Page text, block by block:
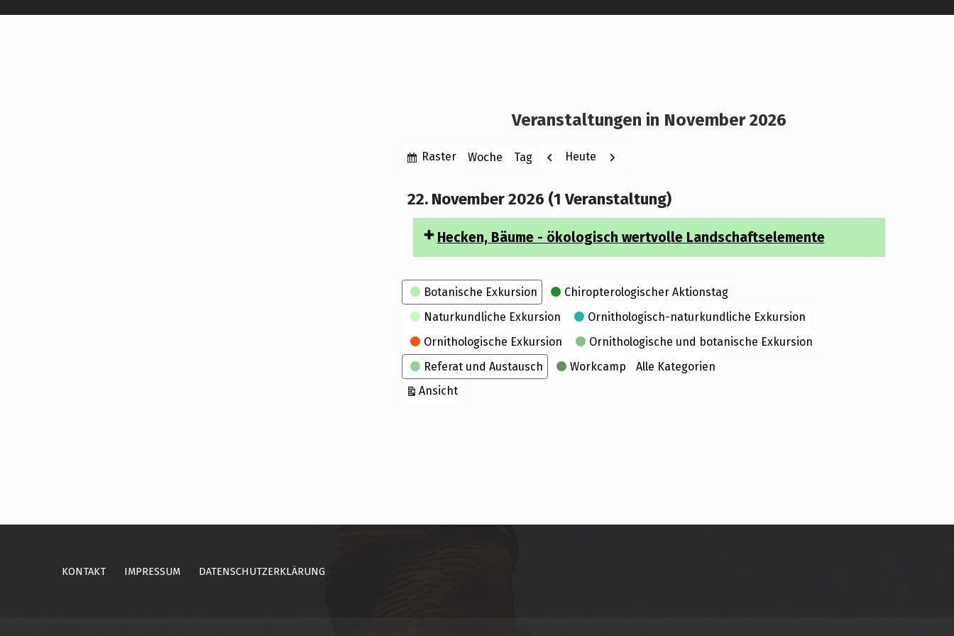
Veranstaltungen in November 2026
Anzeigen
Raster Woche Tag
Monat
Jahr
Zurück
Heute Weiter
22. November 2026 (1 Veranstaltung)
Hecken, Bäume - ökologisch wertvolle Landschaftselemente
Kategorien
Botanische Exkursion
Chiropterologischer Aktionstag
Naturkundliche Exkursion
Ornithologisch-naturkundliche Exkursion
Ornithologische Exkursion
Ornithologische und botanische Exkursion
Referat und Austausch
Workcamp
Alle Kategorien
Ansichtausdrucken
KONTAKT IMPRESSUM DATENSCHUTZERKLÄRUNG